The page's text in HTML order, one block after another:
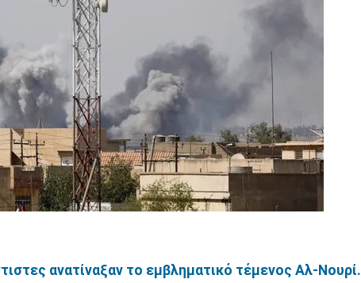
ανατίναξαν το εμβληματικό τέμενος Αλ-Νουρί.